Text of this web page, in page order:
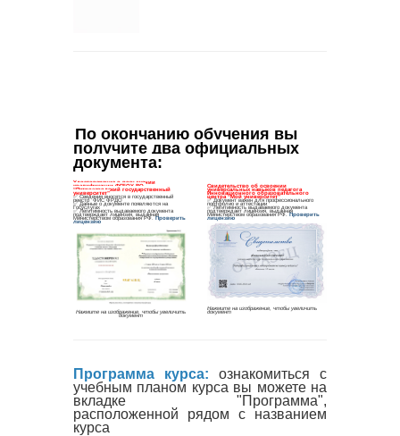
По окончанию обучения вы
получите два официальных
документа:
Программа курса: ознакомиться с
учебным планом курса вы можете на
вкладке "Программа",
расположенной рядом с названием
курса